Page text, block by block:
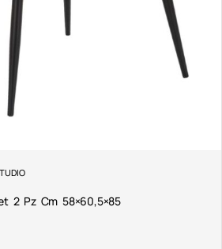
2 Pz Cm 58×60,5×85